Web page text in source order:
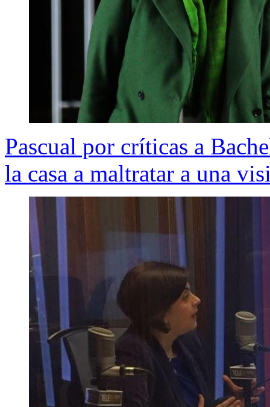
Pascual por críticas a
la casa a maltratar a una